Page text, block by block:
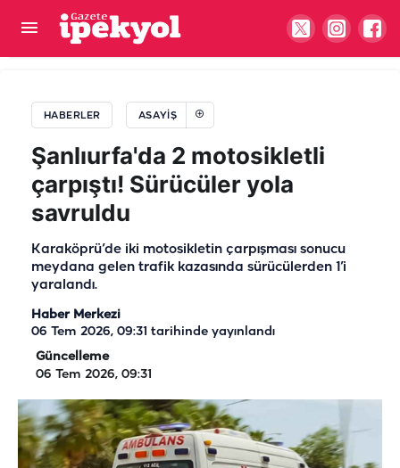
HABERLER ASAYIŞ
Şanlıurfa'da 2 motosikletli
çarpıştı! Sürücüler yola
savruldu
Karaköprü’de iki motosikletin çarpışması sonucu
meydana gelen trafik kazasında sürücülerden 1’i
yaralandı.
Haber Merkezi
06 Tem 2026, 09:31 tarihinde yayınlandı
Güncelleme
06 Tem 2026, 09:31
Şanlıurfa’da komşular arasında kavga!